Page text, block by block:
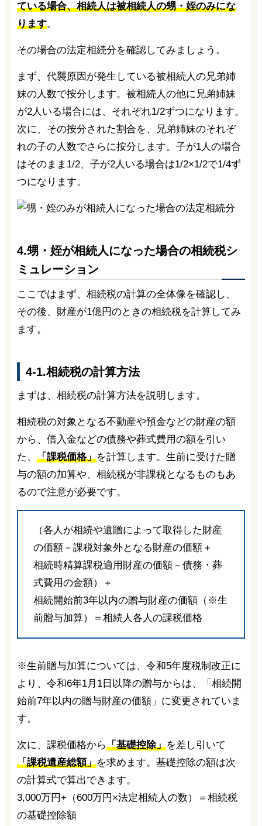
ている場合、相続人は被相続人の甥・姪のみにな
ります。
その場合の法定相続分を確認してみましょう。
まず、代襲原因が発生している被相続人の兄弟姉
妹の人数で按分します。被相続人の他に兄弟姉妹
が2人いる場合には、それぞれ1/2ずつになります。
次に、その按分された割合を、兄弟姉妹のそれぞ
れの子の人数でさらに按分します。子が1人の場合
はそのまま1/2、子が2人いる場合は1/2×1/2で1/4ず
つになります。
4.甥・姪が相続人になった場合の相続税シ
ミュレーション
ここではまず、相続税の計算の全体像を確認し、
その後、財産が1億円のときの相続税を計算してみ
ます。
4-1.相続税の計算方法
まずは、相続税の計算方法を説明します。
相続税の対象となる不動産や預金などの財産の額
から、借入金などの債務や葬式費用の額を引い
た、 「課税価格」を計算します。生前に受けた贈
与の額の加算や、相続税が非課税となるものもあ
るので注意が必要です。
（各人が相続や遺贈によって取得した財産
の価額－課税対象外となる財産の価額＋
相続時精算課税適用財産の価額－債務・葬
式費用の金額）＋
相続開始前3年以内の贈与財産の価額（※生
前贈与加算）＝相続人各人の課税価格
※生前贈与加算については、令和5年度税制改正に
より、令和6年1月1日以降の贈与からは、「相続開
始前7年以内の贈与財産の価額」に変更されていま
す。
次に、課税価格から「基礎控除」を差し引いて
「課税遺産総額」を求めます。基礎控除の額は次
の計算式で算出できます。
3,000万円+（600万円×法定相続人の数）＝相続税
の基礎控除額